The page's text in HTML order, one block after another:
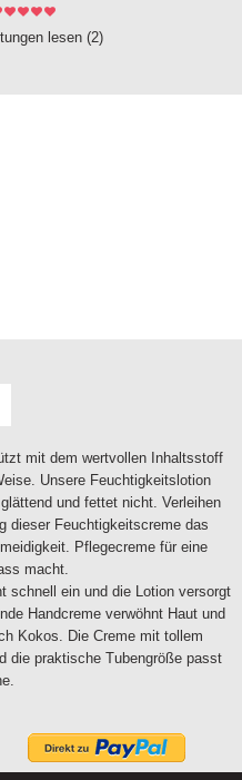
lesen (2)
mit dem wertvollen Inhaltsstoff
Unsere Feuchtigkeitslotion
und fettet nicht. Verleihen
dieser Feuchtigkeitscreme das
Pflegecreme für eine
macht.
schnell ein und die Lotion versorgt
Handcreme verwöhnt Haut und
Kokos. Die Creme mit tollem
die praktische Tubengröße passt